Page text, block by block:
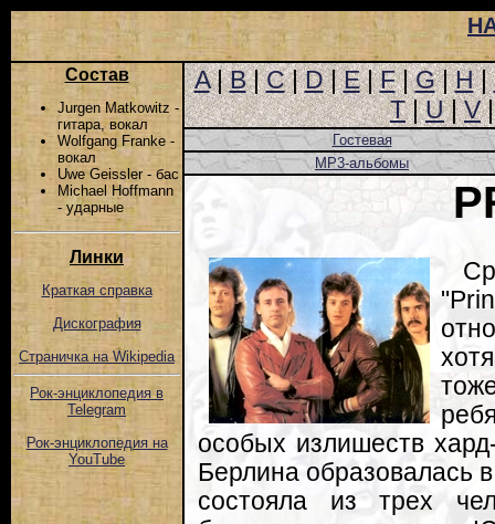
Состав
Jurgen Matkowitz -
гитара, вокал
Wolfgang Franke -
вокал
Uwe Geissler - бас
Michael Hoffmann
- ударные
Линки
Краткая справка
Дискография
Страничка на Wikipedia
Рок-энциклопедия в
Telegram
Рок-энциклопедия на
YouTube
A|B|C|D|E|F|G|H|
T|U|V
Гостевая
MP3-альбомы
особых излишеств
Берлина образовалась
состояла из трех